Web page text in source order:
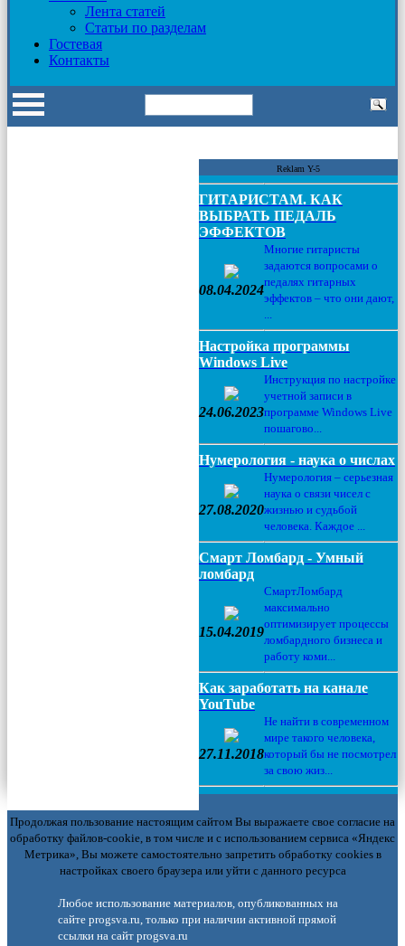
Лента статей
Статьи по разделам
Гостевая
Контакты
Reklam Y-5
ГИТАРИСТАМ. КАК
ВЫБРАТЬ ПЕДАЛЬ
ЭФФЕКТОВ
08.04.2024
Многие гитаристы
задаются вопросами о
педалях гитарных
эффектов – что они дают,
...
Настройка программы
Windows Live
24.06.2023
Инструкция по настройке
учетной записи в
программе Windows Live
пошагово...
Нумерология - наука о числах
27.08.2020
Нумерология – серьезная
наука о связи чисел с
жизнью и судьбой
человека. Каждое ...
Смарт Ломбард - Умный
ломбард
15.04.2019
СмартЛомбард
максимально
оптимизирует процессы
ломбардного бизнеса и
работу коми...
Как заработать на канале
YouTube
27.11.2018
Не найти в современном
мире такого человека,
который бы не посмотрел
за свою жиз...
Продолжая пользование настоящим сайтом Вы выражаете свое согласие на
обработку файлов-cookie, в том числе и с использованием сервиса «Яндекс
Метрика», Вы можете самостоятельно запретить обработку cookies в
настройках своего браузера или уйти с данного ресурса
Любое использование материалов, опубликованных на
сайте progsva.ru, только при наличии активной прямой
ссылки на сайт progsva.ru